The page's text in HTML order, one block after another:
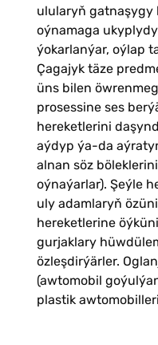
ulularyň gatnaşygy
oýnamaga
ýokarlanýar, oýlap
Çagajyk täze
üns bilen
prosessine ses
hereketlerini
aýdyp ýa-da
alnan söz
oýnaýarlar). Şeýle
uly adamlaryň
hereketlerine
gurjaklary
özleşdirýärler.
(awtomobil
plastik